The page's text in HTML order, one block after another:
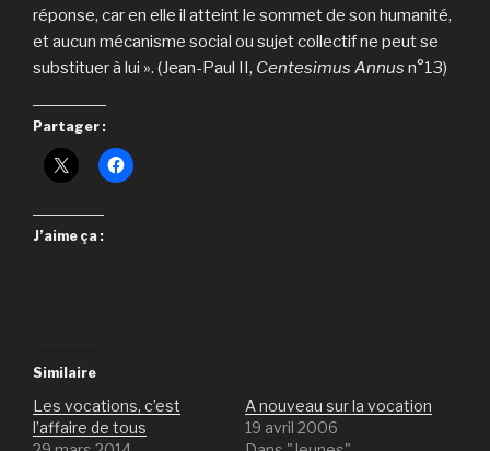
réponse, car en elle il atteint le sommet de son humanité,
et aucun mécanisme social ou sujet collectif ne peut se
substituer à lui ». (Jean-Paul II, Centesimus Annus n°13)
Partager :
J’aime ça :
Similaire
Les vocations, c’est
l’affaire de tous
A nouveau sur la vocation
19 avril 2006